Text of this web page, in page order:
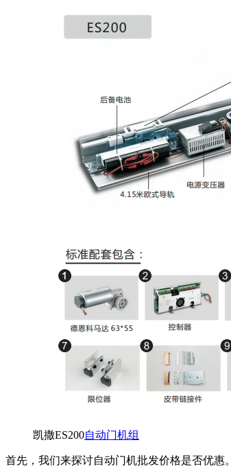
凯撒ES200自动门机组
首先，我们来探讨自动门机批发价格是否优惠。